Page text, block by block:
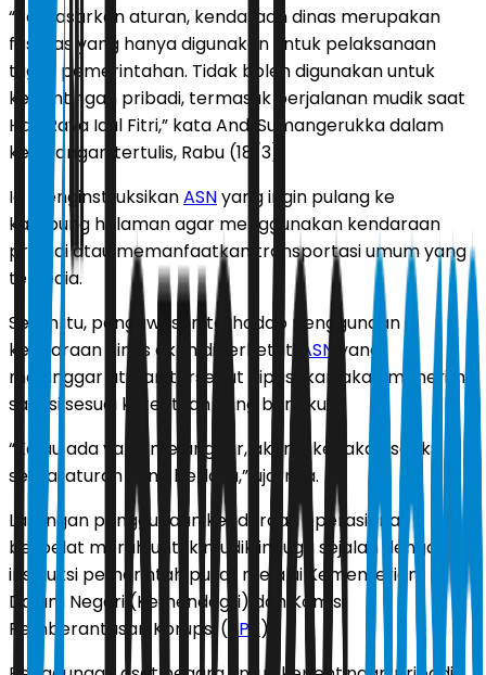
“Berdasarkan aturan, kendaraan dinas merupakan
fasilitas yang hanya digunakan untuk pelaksanaan
tugas pemerintahan. Tidak boleh digunakan untuk
kepentingan pribadi, termasuk perjalanan mudik saat
Hari Raya Idul Fitri,” kata Andi Sumangerukka dalam
keterangan tertulis, Rabu (18/3).
Ia menginstruksikanASNyang ingin pulang ke
kampung halaman agar menggunakan kendaraan
pribadi atau memanfaatkan transportasi umum yang
tersedia.
Selain itu, pengawasan terhadap penggunaan
kendaraan dinas akan diperketat.
ASN
yang
melanggar aturan tersebut dipastikan akan menerima
sanksi sesuai ketentuan yang berlaku.
“Kalau ada yang melanggar, akan dikenakan sanksi
sesuai aturan yang berlaku,” ujarnya.
Larangan penggunaan kendaraan operasional
berpelat merah untuk mudik ini juga sejalan dengan
instruksi pemerintah pusat melalui Kementerian
Dalam Negeri (Kemendagri) dan Komisi
Pemberantasan Korupsi ( KPK).